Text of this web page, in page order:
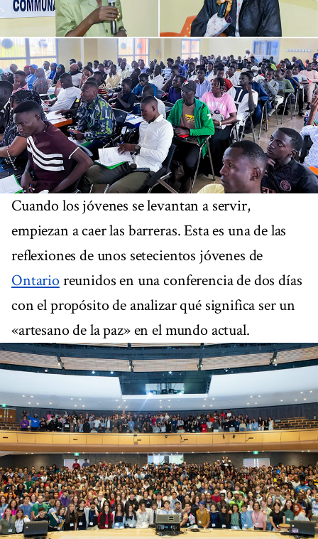
Cuando los jóvenes se levantan a servir,
empiezan a caer las barreras. Esta es una de las
reflexiones de unos setecientos jóvenes de
Ontarioreunidos en una conferencia de dos días
con el propósito de analizar qué significa ser un
«artesano de la paz» en el mundo actual.